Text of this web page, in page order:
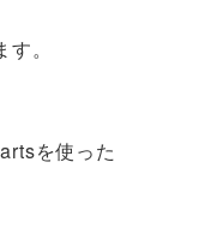
。
を使った